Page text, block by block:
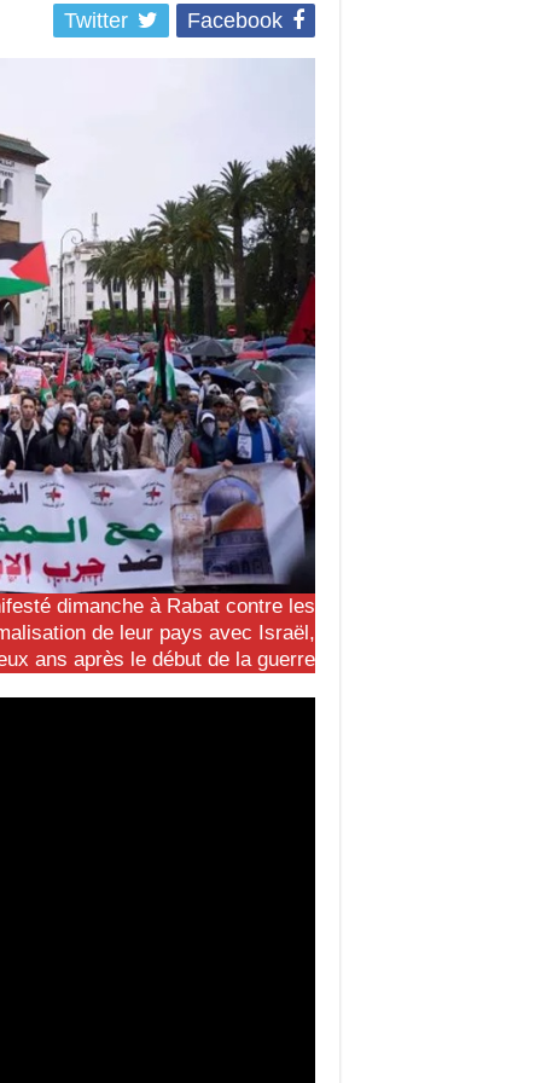
Facebook
Twitter
dimanche à Rabat contre les
de leur pays avec Israël,
ans après le début de la guerre.